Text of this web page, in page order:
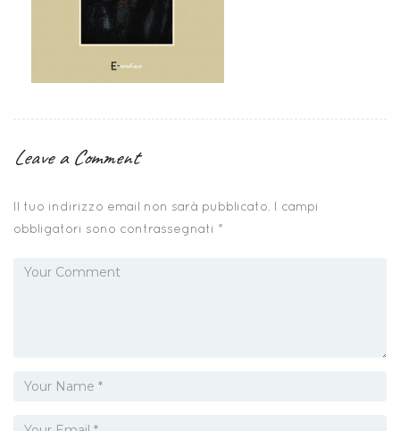
Leave a Comment
Il tuo indirizzo email non sarà pubblicato. I campi
obbligatori sono contrassegnati *